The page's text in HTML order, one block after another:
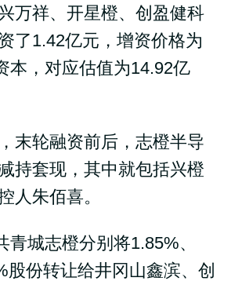
万祥、开星橙、创盈健科
了1.42亿元，增资价格为
本，对应估值为14.92亿
末轮融资前后，志橙半导
持套现，其中就包括兴橙
人朱佰喜。
青城志橙分别将1.85%、
股份转让给井冈山鑫滨、创